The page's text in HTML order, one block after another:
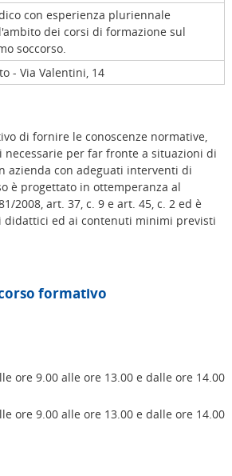
con esperienza pluriennale
dei corsi di formazione sul
soccorso.
- Via Valentini, 14
di fornire le conoscenze normative,
necessarie per far fronte a situazioni di
azienda con adeguati interventi di
è progettato in ottemperanza al
2008, art. 37, c. 9 e art. 45, c. 2 ed è
didattici ed ai contenuti minimi previsti
formativo
ore 9.00 alle ore 13.00 e dalle ore 14.00
ore 9.00 alle ore 13.00 e dalle ore 14.00